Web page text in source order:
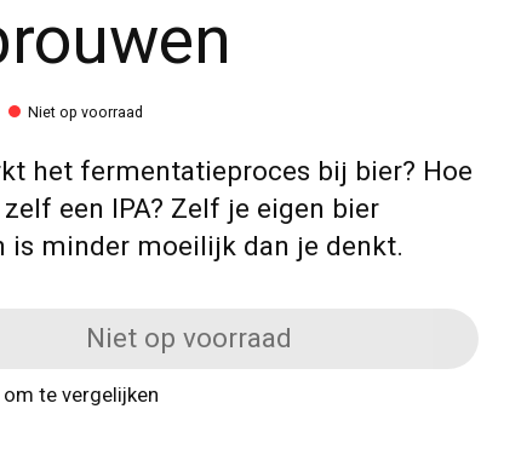
Niet op voorraad
het fermentatieproces bij bier? Hoe
een IPA? Zelf je eigen bier
is minder moeilijk dan je denkt.
Niet op voorraad
te vergelijken